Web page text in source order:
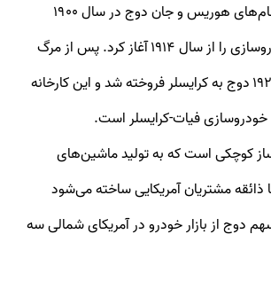
توسط دو برادر به نام‌های هوریس و جان دوج در سال ۱۹۰۰
تاسیس شد و خودروسازی را از سال ۱۹۱۴ آغاز کرد. پس از مرگ
دو برادر، در سال ۱۹۲۰ دوج به کرایسلر فروخته شد و این کارخانه
خودروسازی فیات-کرایسلر است.
کوچکی است که به تولید ماشین‌های
ذائقه مشتریان آمریکایی ساخته می‌شود
دوج از بازار خودرو در آمریکای شمالی سه